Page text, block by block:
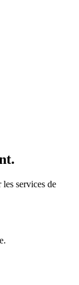
services de